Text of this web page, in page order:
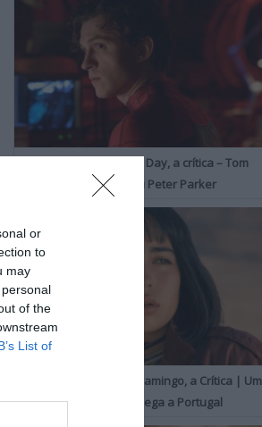
or
to
may
of the
List of
Spider-Man: Brand New Day, a crítica – Tom
Holland consolida o seu Peter Parker
O Misterioso Olhar do Flamingo, a Crítica | Um
Campeão de Cannes chega a Portugal